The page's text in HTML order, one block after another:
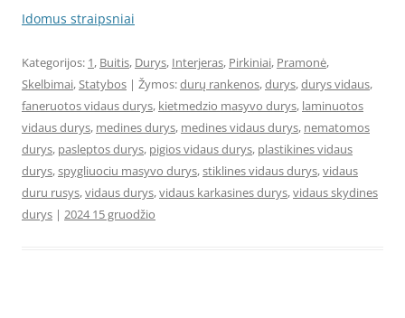
Idomus straipsniai
Kategorijos: 1, Buitis, Durys, Interjeras, Pirkiniai, Pramonė,
Skelbimai,Statybos | Žymos:durų rankenos,durys,durys vidaus,
faneruotos vidaus durys, kietmedzio masyvo durys, laminuotos
vidaus durys, medines durys, medines vidaus durys, nematomos
durys, pasleptos durys, pigios vidaus durys, plastikines vidaus
durys,spygliuociu masyvo durys,stiklines vidaus durys,vidaus
duru rusys,vidaus durys,vidaus karkasines durys,vidaus skydines
durys | 2024 15 gruodžio